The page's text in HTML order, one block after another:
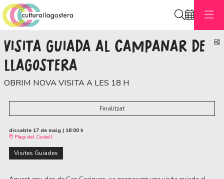
VISITA GUIADA AL CAMPANAR DE
LLAGOSTERA
OBRIM NOVA VISITA A LES 18 H
Finalitzat
dissabte 17 de maig | 18:00 h
Plaça del Castell
Visites Guiades